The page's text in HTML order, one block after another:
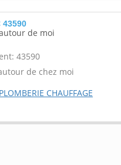
43590
de moi
43590
de chez moi
CHAUFFAGE